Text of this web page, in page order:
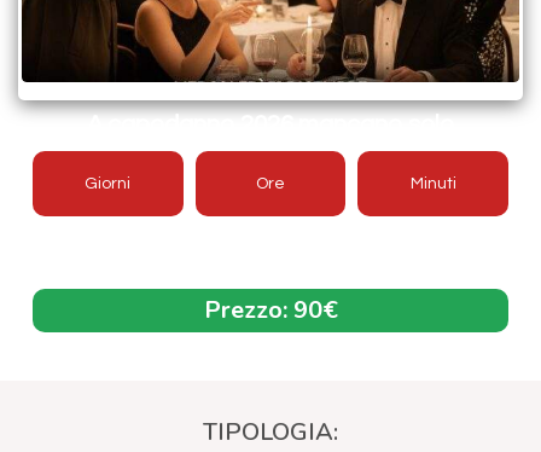
Giorni Ore Minuti
Prezzo: 90€
TIPOLOGIA: